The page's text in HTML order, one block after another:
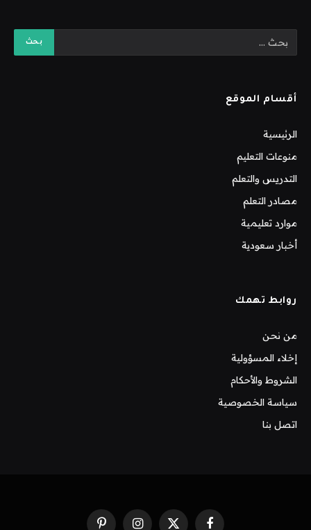
أقسام الموقع
الرئيسية
منوعات التعليم
التدريس والتعلم
مصادر التعلم
موارد تعليمية
أخبار سعودية
روابط تهمك
من نحن
إخلاء المسؤولية
الشروط والأحكام
سياسة الخصوصية
اتصل بنا